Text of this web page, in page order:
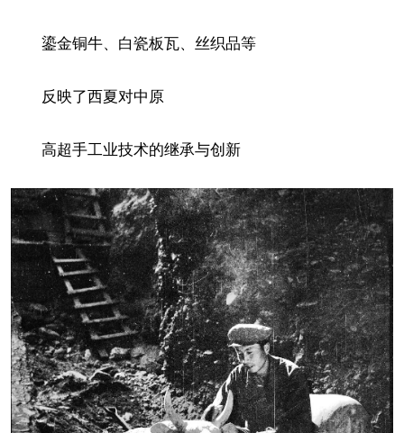
鎏金铜牛、白瓷板瓦、丝织品等
反映了西夏对中原
高超手工业技术的继承与创新